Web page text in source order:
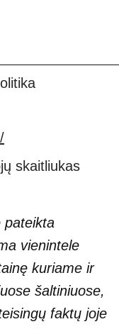
pateikta
vienintele
kuriame ir
šaltiniuose,
faktų joje